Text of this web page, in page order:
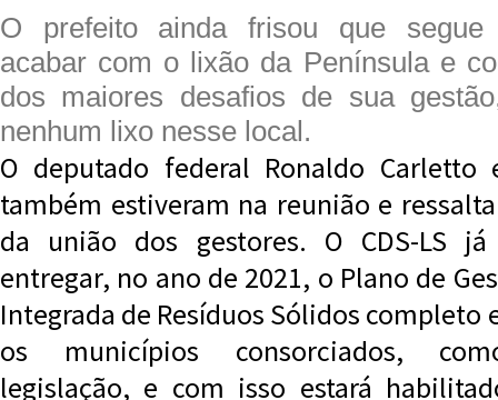
O prefeito ainda frisou que segue
acabar com o lixão da Península e
dos maiores desafios de sua
nenhum lixo nesse local.
O deputado federal Ronaldo
também estiveram na reunião e
da união dos gestores. O CDS-LS
entregar, no ano de 2021, o Plano de
Integrada de Resíduos Sólidos completo
os municípios consorciados,
legislação, e com isso estará